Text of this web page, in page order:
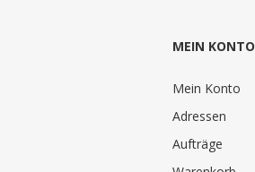
MEIN KONTO
Mein Konto
Adressen
Aufträge